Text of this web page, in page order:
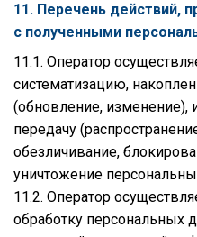
11. Перечень действий,
с полученными
11.1. Оператор
систематизацию,
(обновление, изменение),
передачу
обезличивание,
уничтожение
11.2. Оператор
обработку персональных